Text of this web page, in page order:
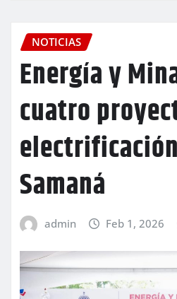
NOTICIAS
Energía y
cuatro
Samaná
admin Feb 1, 2026